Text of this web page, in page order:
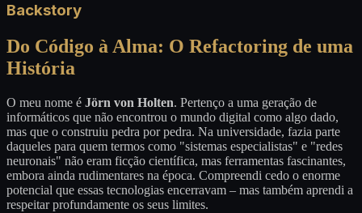
Backstory
Do Código à Alma: O Refactoring de uma
História
O meu nome é Jörn von Holten. Pertenço a uma geração de
informáticos que não encontrou o mundo digital como algo dado,
mas que o construiu pedra por pedra. Na universidade, fazia parte
daqueles para quem termos como "sistemas especialistas" e "redes
neuronais" não eram ficção científica, mas ferramentas fascinantes,
embora ainda rudimentares na época. Compreendi cedo o enorme
potencial que essas tecnologias encerravam – mas também aprendi a
respeitar profundamente os seus limites.